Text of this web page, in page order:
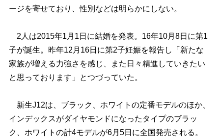
ージを寄せており、性別などは明らかにしない。
2人は2015年1月1日に結婚を発表。16年10月8日に第1
子が誕生。昨年12月16日に第2子妊娠を報告し「新たな
家族が増える力強さを感じ、また日々精進していきたい
と思っております」とつづっていた。
新生J12は、ブラック、ホワイトの定番モデルのほか、
インデックスがダイヤモンドになったタイプのブラッ
ク、ホワイトの計4モデルが6月5日に全国発売される。